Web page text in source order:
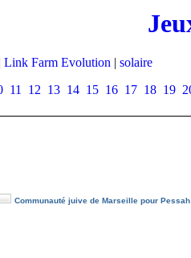
Link Farm Evolution | solaire
11 12 13 14 15 16 17 18 19
Communauté juive de Marseille pour Pessah